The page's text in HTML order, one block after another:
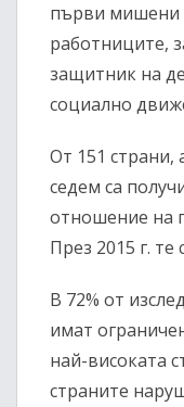
първи мишени
работниците,
защитник на
социално
От 151 страни,
седем са
отношение на
През 2015 г. те
В 72% от
имат
най-високата
страните